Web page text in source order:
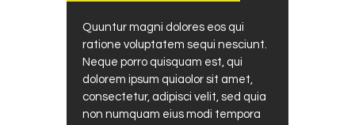
Quuntur magni dolores eos qui
ratione voluptatem sequi nesciunt.
Neque porro quisquam est, qui
dolorem ipsum quiaolor sit amet,
consectetur, adipisci velit, sed quia
non numquam eius modi tempora